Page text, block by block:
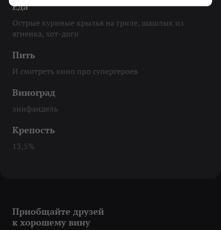
Еда
Острые куриные крылья на гриле, шашлык из
ягненка, хот-доги
Пить
И смотреть кино про супергероев
Виноград
зинфандель
Крепость
13,5%
Приобщайте друзей
к хорошему вину